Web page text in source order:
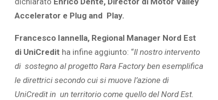
Accelerator e Plug and Play.
Francesco Iannella, Regional Manager Nord Est
di UniCredit ha infine aggiunto: “Il nostro intervento
di sostegno al progetto Rara Factory ben esemplifica
le direttrici secondo cui si muove l’azione di
UniCredit in un territorio come quello del Nord Est.